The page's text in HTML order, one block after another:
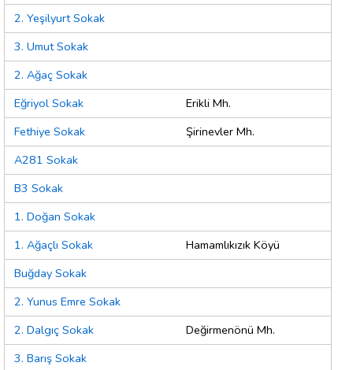
2. Yeşilyurt Sokak
3. Umut Sokak
2. Ağaç Sokak
Eğriyol Sokak
Erikli Mh.
Fethiye Sokak
Şirinevler Mh.
A281 Sokak
B3 Sokak
1. Doğan Sokak
1. Ağaçlı Sokak
Hamamlıkızık Köyü
Buğday Sokak
2. Yunus Emre Sokak
2. Dalgıç Sokak
Değirmenönü Mh.
3. Barış Sokak